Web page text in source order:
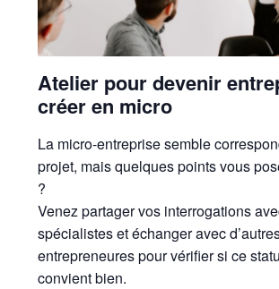
Atelier pour devenir
créer en micro
La micro-entreprise semble
projet, mais quelques points vous
?
Venez partager vos interrogations
spécialistes et échanger avec
entrepreneures pour vérifier si ce
convient bien.